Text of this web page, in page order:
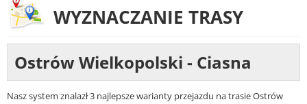
WYZNACZANIE TRASY
Ostrów Wielkopolski - Ciasna
Nasz system znalazł 3 najlepsze warianty przejazdu na trasie Ostrów